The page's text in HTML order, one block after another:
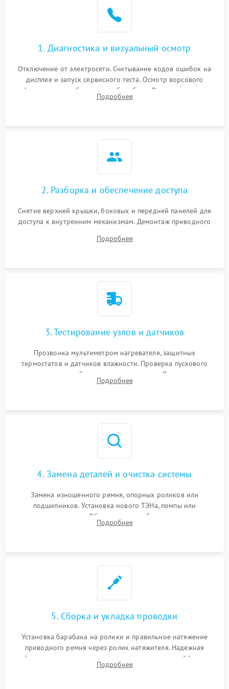
1500 ₽
Зависает программа 1500 ₽ Подробнее →
Ошибка на дисплее 1290 ₽ Подробнее →
1. Диагностика и визуальный осмотр
Отключение от электросети. Считывание кодов ошибок на
дисплее и запуск сервисного теста. Осмотр ворсового
фильтра, теплообменника и барабана. Опрос клиента о
неисправностях (не сушит, не крутит барабан, сильно шумит
Подробнее
2. Разборка и обеспечение доступа
Снятие верхней крышки, боковых и передней панелей для
доступа к внутренним механизмам. Демонтаж приводного
Обеспечение свободного доступа к ТЭНу, компрессору,
Подробнее
3. Тестирование узлов и датчиков
Прозвонка мультиметром нагревателя, защитных
термостатов и датчиков влажности. Проверка пускового
конденсатора, обмоток мотора и помпы. Для машин с
тепловым насосом — диагностика работы компрессора и
Подробнее
4. Замена деталей и очистка системы
Замена изношенного ремня, опорных роликов или
подшипников. Установка нового ТЭНа, помпы или
термодатчиков. Обязательная глубокая очистка
конденсатора, крыльчатки вентилятора и воздуховодов от
Подробнее
5. Сборка и укладка проводки
Установка барабана на ролики и правильное натяжение
приводного ремня через ролик натяжителя. Надежная
фиксация всех узлов, подключение клемм и шлейфов к
модулю управления. Монтаж корпусных панелей, люка и
Подробнее